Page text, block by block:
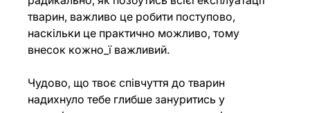
тварин, важливо це робити поступово,
наскільки це практично можливо, тому
внесок кожно_ї важливий.
Чудово, що твоє співчуття до тварин
надихнуло тебе глибше зануритись у